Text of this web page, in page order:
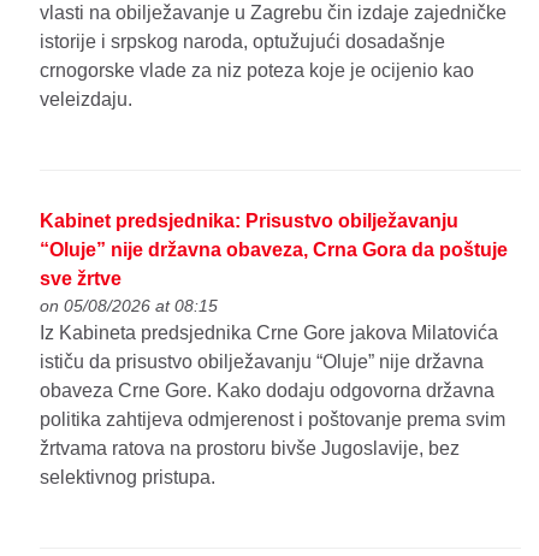
vlasti na obilježavanje u Zagrebu čin izdaje zajedničke
istorije i srpskog naroda, optužujući dosadašnje
crnogorske vlade za niz poteza koje je ocijenio kao
veleizdaju.
Kabinet predsjednika: Prisustvo obilježavanju
“Oluje” nije državna obaveza, Crna Gora da poštuje
sve žrtve
on 05/08/2026 at 08:15
Iz Kabineta predsjednika Crne Gore jakova Milatovića
ističu da prisustvo obilježavanju “Oluje” nije državna
obaveza Crne Gore. Kako dodaju odgovorna državna
politika zahtijeva odmjerenost i poštovanje prema svim
žrtvama ratova na prostoru bivše Jugoslavije, bez
selektivnog pristupa.